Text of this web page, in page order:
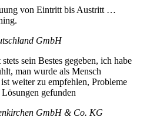
von Eintritt bis Austritt …
GmbH
sein Bestes gegeben, ich habe
man wurde als Mensch
weiter zu empfehlen, Probleme
gefunden
GmbH & Co. KG